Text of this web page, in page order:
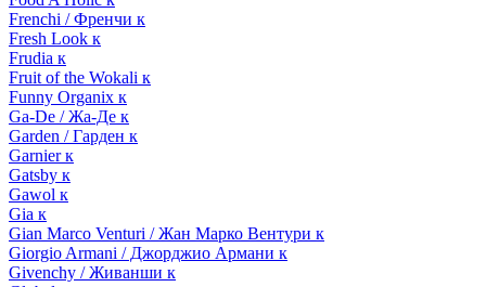
Frenchi / Френчи к
Fresh Look к
Frudia к
Fruit of the Wokali к
Funny Organix к
Ga-De / Жа-Де к
Garden / Гарден к
Garnier к
Gatsby к
Gawol к
Gia к
Gian Marco Venturi / Жан Марко Вентури к
Giorgio Armani / Джорджио Армани к
Givenchy / Живанши к